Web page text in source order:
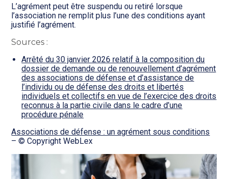
L’agrément peut être suspendu ou retiré lorsque
l’association ne remplit plus l’une des conditions ayant
justifié l’agrément.
Sources :
Arrêté du 30 janvier 2026 relatif à la composition du
dossier de demande ou de renouvellement d’agrément
des associations de défense et d’assistance de
l’individu ou de défense des droits et libertés
individuels et collectifs en vue de l’exercice des droits
reconnus à la partie civile dans le cadre d’une
procédure pénale
Associations de défense : un agrément sous conditions
– © Copyright WebLex